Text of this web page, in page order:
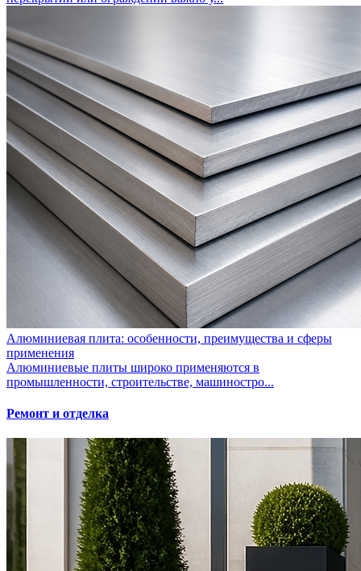
Алюминиевая плита: особенности, преимущества и сферы
применения
Алюминиевые плиты широко применяются в
промышленности, строительстве, машиностро...
Ремонт и отделка